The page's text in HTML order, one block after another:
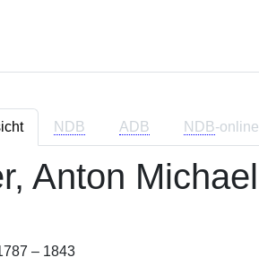
NDB ADB NDB-online
Anton Michael
– 1843